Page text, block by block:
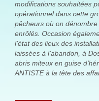
modifications souhaitées
opérationnel dans cette
pêcheurs où on
enrôlés. Occasion
l’état des lieux des
laissées à l’abandon, à
abris miteux en guise
ANTISTE à la tête des